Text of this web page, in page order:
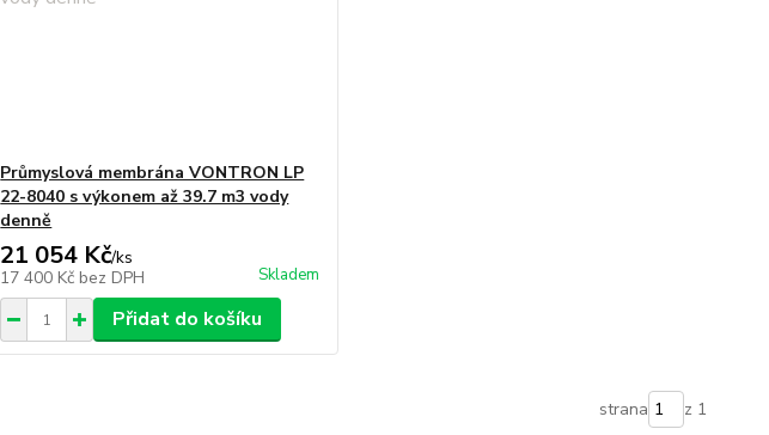
Průmyslová membrána VONTRON LP
22-8040 s výkonem až 39.7 m3 vody
denně
21 054 Kč/ks
17 400 Kč bez DPH Skladem
Přidat do košíku
strana z 1